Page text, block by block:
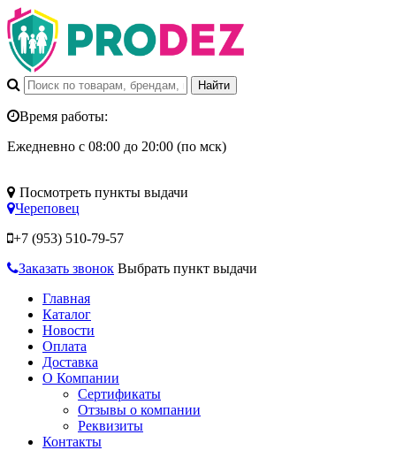
Время работы:
Ежедневно с 08:00 до 20:00 (по мск)
Посмотреть пункты выдачи
Череповец
+7 (953) 510-79-57
Заказать звонок Выбрать пункт выдачи
Главная
Каталог
Новости
Оплата
Доставка
О Компании
Сертификаты
Отзывы о компании
Реквизиты
Контакты